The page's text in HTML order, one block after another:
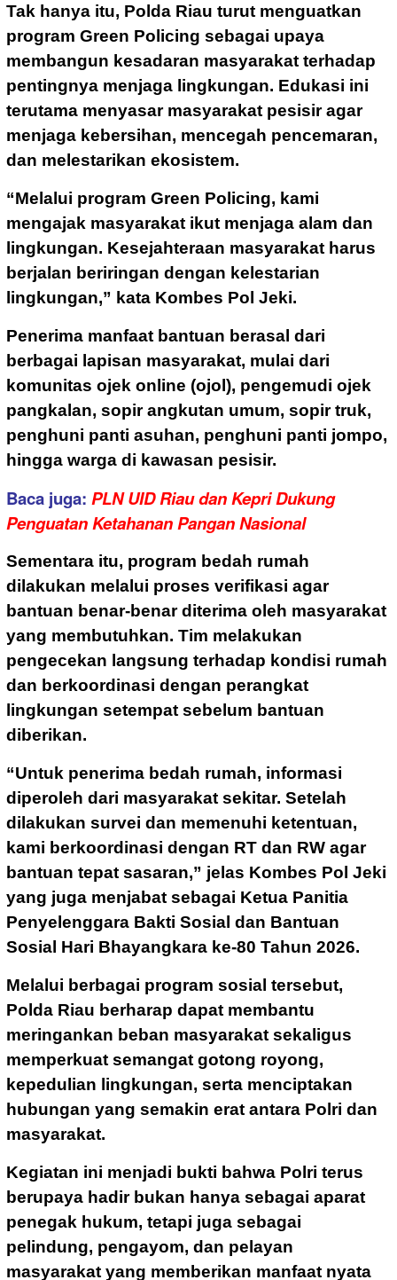
Tak hanya itu, Polda Riau turut menguatkan
program Green Policing sebagai upaya
membangun kesadaran masyarakat terhadap
pentingnya menjaga lingkungan. Edukasi ini
terutama menyasar masyarakat pesisir agar
menjaga kebersihan, mencegah pencemaran,
dan melestarikan ekosistem.
“Melalui program Green Policing, kami
mengajak masyarakat ikut menjaga alam dan
lingkungan. Kesejahteraan masyarakat harus
berjalan beriringan dengan kelestarian
lingkungan,” kata Kombes Pol Jeki.
Penerima manfaat bantuan berasal dari
berbagai lapisan masyarakat, mulai dari
komunitas ojek online (ojol), pengemudi ojek
pangkalan, sopir angkutan umum, sopir truk,
penghuni panti asuhan, penghuni panti jompo,
hingga warga di kawasan pesisir.
Baca juga: PLN UID Riau dan Kepri Dukung
Penguatan Ketahanan Pangan Nasional
Sementara itu, program bedah rumah
dilakukan melalui proses verifikasi agar
bantuan benar-benar diterima oleh masyarakat
yang membutuhkan. Tim melakukan
pengecekan langsung terhadap kondisi rumah
dan berkoordinasi dengan perangkat
lingkungan setempat sebelum bantuan
diberikan.
“Untuk penerima bedah rumah, informasi
diperoleh dari masyarakat sekitar. Setelah
dilakukan survei dan memenuhi ketentuan,
kami berkoordinasi dengan RT dan RW agar
bantuan tepat sasaran,” jelas Kombes Pol Jeki
yang juga menjabat sebagai Ketua Panitia
Penyelenggara Bakti Sosial dan Bantuan
Sosial Hari Bhayangkara ke-80 Tahun 2026.
Melalui berbagai program sosial tersebut,
Polda Riau berharap dapat membantu
meringankan beban masyarakat sekaligus
memperkuat semangat gotong royong,
kepedulian lingkungan, serta menciptakan
hubungan yang semakin erat antara Polri dan
masyarakat.
Kegiatan ini menjadi bukti bahwa Polri terus
berupaya hadir bukan hanya sebagai aparat
penegak hukum, tetapi juga sebagai
pelindung, pengayom, dan pelayan
masyarakat yang memberikan manfaat nyata